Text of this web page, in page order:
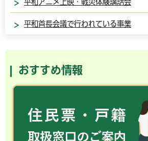
平和アニメ上映・戦災体験講話会
平和首長会議で行われている事業
おすすめ情報